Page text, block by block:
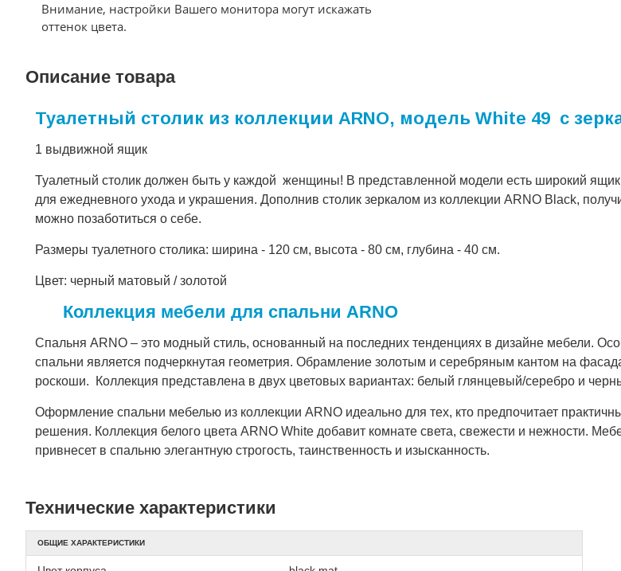
Внимание, настройки Вашего монитора могут искажать
оттенок цвета.
Описание товара
Туалетный столик из коллекции ARNO, модель White 49 с
1 выдвижной ящик
Туалетный столик должен быть у каждой женщины! В представленной модели есть широкий
для ежедневного ухода и украшения. Дополнив столик зеркалом из коллекции ARNO Black,
можно позаботиться о себе.
Размеры туалетного столика: ширина - 120 см, высота - 80 см, глубина - 40 см.
Цвет: черный матовый / золотой
Коллекция мебели для спальни ARNO
Спальня ARNO – это модный стиль, основанный на последних тенденциях в дизайне мебели.
спальни является подчеркнутая геометрия. Обрамление золотым и серебряным кантом на
роскоши. Коллекция представлена в двух цветовых вариантах: белый глянцевый/серебро и
Оформление спальни мебелью из коллекции ARNO идеально для тех, кто предпочитает
решения. Коллекция белого цвета ARNO White добавит комнате света, свежести и нежности.
привнесет в спальню элегантную строгость, таинственность и изысканность.
Технические характеристики
ОБЩИЕ ХАРАКТЕРИСТИКИ